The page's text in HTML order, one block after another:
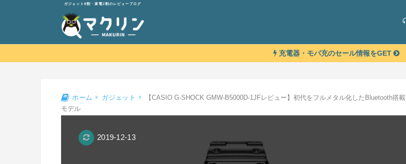
ガジェット8割・家電2割のレビューブログ
充電器・モバ充のセール情報をGET
ホーム ガジェット
【CASIO G-SHOCK GMW-B5000D-1JFレビュー】初代をフルメタル化したBluetooth搭載
モデル
2019-12-13